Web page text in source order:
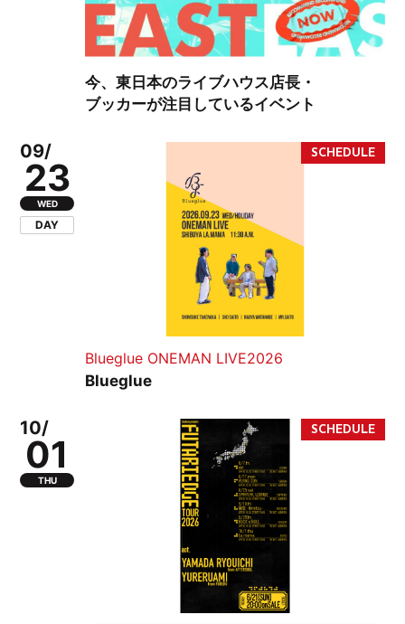
今、東日本のライブハウス店長・
ブッカーが注目しているイベント
09/
23
WED
DAY
Blueglue ONEMAN LIVE2026
Blueglue
10/
01
THU